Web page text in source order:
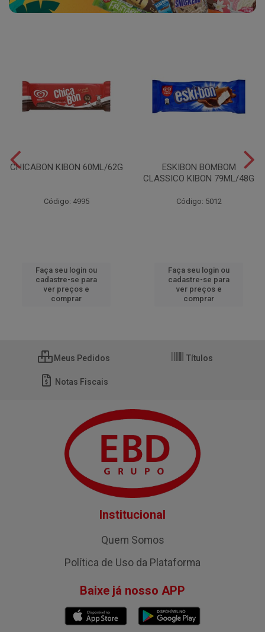
CHICABON KIBON 60ML/62G
Código: 4995
Faça seu login ou
cadastre-se para
ver preços e
comprar
ESKIBON BOMBOM
CLASSICO KIBON 79ML/48G
Código: 5012
Faça seu login ou
cadastre-se para
ver preços e
comprar
Meus Pedidos Títulos
Notas Fiscais
Institucional
Quem Somos
Política de Uso da Plataforma
Baixe já nosso APP